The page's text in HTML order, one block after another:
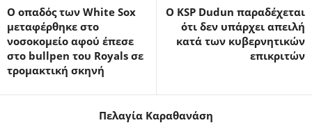
Ο οπαδός των White Sox
μεταφέρθηκε στο
νοσοκομείο αφού έπεσε
στο bullpen του Royals σε
τρομακτική σκηνή
Ο KSP Dudun παραδέχεται
ότι δεν υπάρχει απειλή
κατά των κυβερνητικών
επικριτών
Πελαγία Καραθανάση